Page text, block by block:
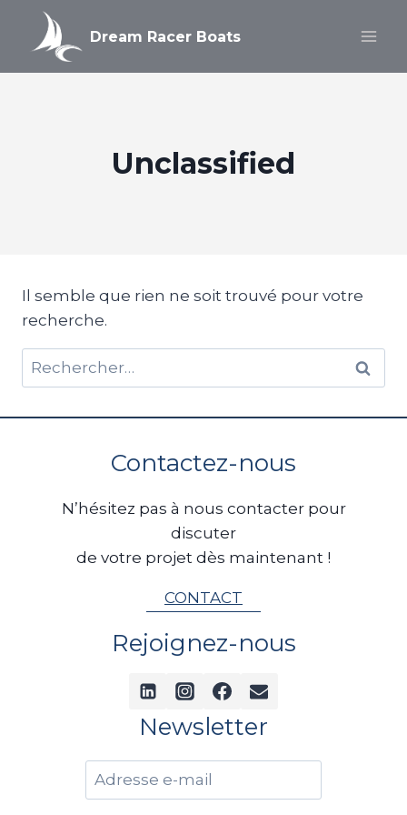
contenu
Dream Racer Boats
Unclassified
Il semble que rien ne soit trouvé pour votre
recherche.
Rechercher :
Contactez-nous
N’hésitez pas à nous contacter pour
discuter
de votre projet dès maintenant !
CONTACT
Rejoignez-nous
Newsletter